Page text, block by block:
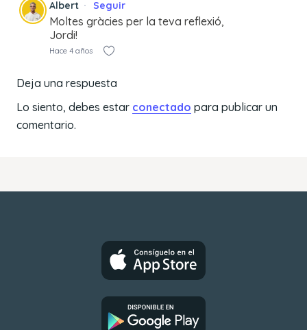
Albert Seguir
Moltes gràcies per la teva reflexió,
Jordi!
Hace 4 años
Deja una respuesta
Lo siento, debes estar conectado para publicar un
comentario.